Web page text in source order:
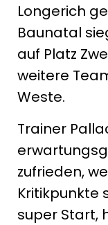
Longerich
Baunatal
auf Platz
weitere
Weste.
Trainer
zufrieden,
Kritikpunkte
super Start,